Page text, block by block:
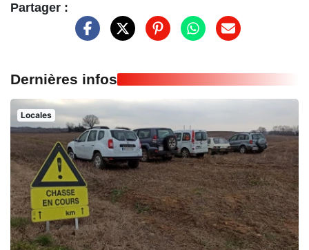
Partager :
Dernières infos
Locales